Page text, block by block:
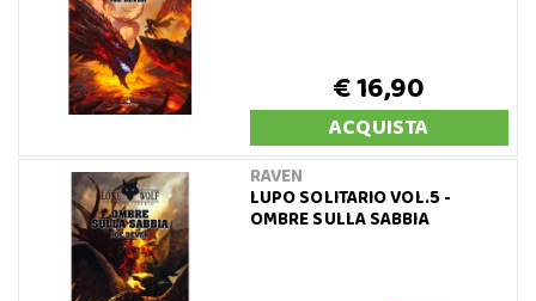
€ 16,90
ACQUISTA
RAVEN
LUPO SOLITARIO VOL.5 -
OMBRE SULLA SABBIA